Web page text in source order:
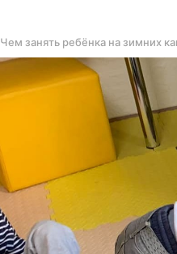
Чем занять ребёнка на зимних